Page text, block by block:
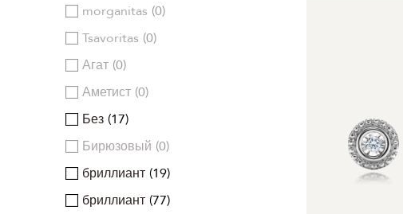
morganitas 0
Tsavoritas 0
Агат 0
Аметист 0
Без 17
Бирюзовый 0
бриллиант 19
бриллиант 77